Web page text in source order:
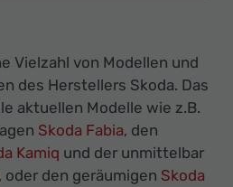
Vielzahl von Modellen und
des Herstellers Skoda. Das
aktuellen Modelle wie z.B.
Skoda Fabia, den
Kamiq und der unmittelbar
, oder den geräumigen Skoda